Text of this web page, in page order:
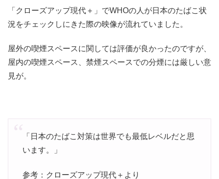
「クローズアップ現代＋」でWHOの人が日本のたばこ状
況をチェックしにきた際の映像が流れていました。
屋外の喫煙スペースに関しては評価が良かったのですが、
屋内の喫煙スペース、禁煙スペースでの分煙には厳しい意
見が。
「日本のたばこ対策は世界でも最低レベルだと思
います。」
参考：クローズアップ現代＋より